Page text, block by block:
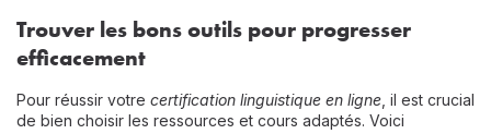
Trouver les bons outils pour progresser
efficacement
Pour réussir votre certification linguistique en ligne , il est crucial
de bien choisir les ressources et cours adaptés. Voici